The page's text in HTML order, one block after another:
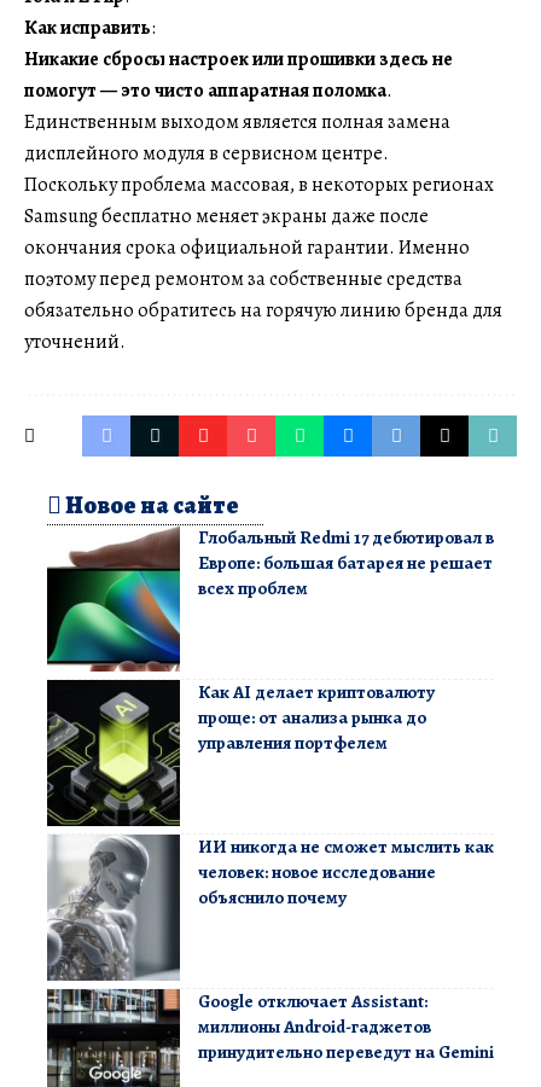
Как исправить:
Никакие сбросы настроек или прошивки здесь не
помогут — это чисто аппаратная поломка.
Единственным выходом является полная замена
дисплейного модуля в сервисном центре.
Поскольку проблема массовая, в некоторых регионах
Samsung бесплатно меняет экраны даже после
окончания срока официальной гарантии. Именно
поэтому перед ремонтом за собственные средства
обязательно обратитесь на горячую линию бренда для
уточнений.
Новое на сайте
Глобальный Redmi 17 дебютировал в
Европе: большая батарея не решает
всех проблем
Как AI делает криптовалюту
проще: от анализа рынка до
управления портфелем
ИИ никогда не сможет мыслить как
человек: новое исследование
объяснило почему
Google отключает Assistant:
миллионы Android-гаджетов
принудительно переведут на Gemini